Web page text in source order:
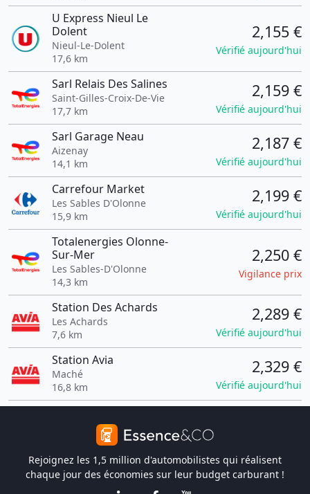
U Express Nieul Le
Dolent
Nieul-Le-Dolent
17,6 km
2,155 €
Vérifié aujourd'hui
Sarl Relais Des Salines
Saint-Gilles-Croix-De-Vie
17,7 km
2,159 €
Vérifié aujourd'hui
Sarl Garage Neau
Aizenay
14,1 km
2,187 €
Vérifié aujourd'hui
Carrefour Market
Les Sables D'Olonne
15,9 km
2,199 €
Vérifié aujourd'hui
Totalenergies Olonne-
Sur-Mer
Les Sables-D'Olonne
14,3 km
2,250 €
Vigilance prix
Station Des Achards
Les Achards
7,6 km
2,289 €
Vérifié aujourd'hui
Station Avia
Maché
16,8 km
2,329 €
Vérifié aujourd'hui
Rejoignez les 1,5 million d'automobilistes qui réalisent
chaque jour des économies sur leur budget carburant !